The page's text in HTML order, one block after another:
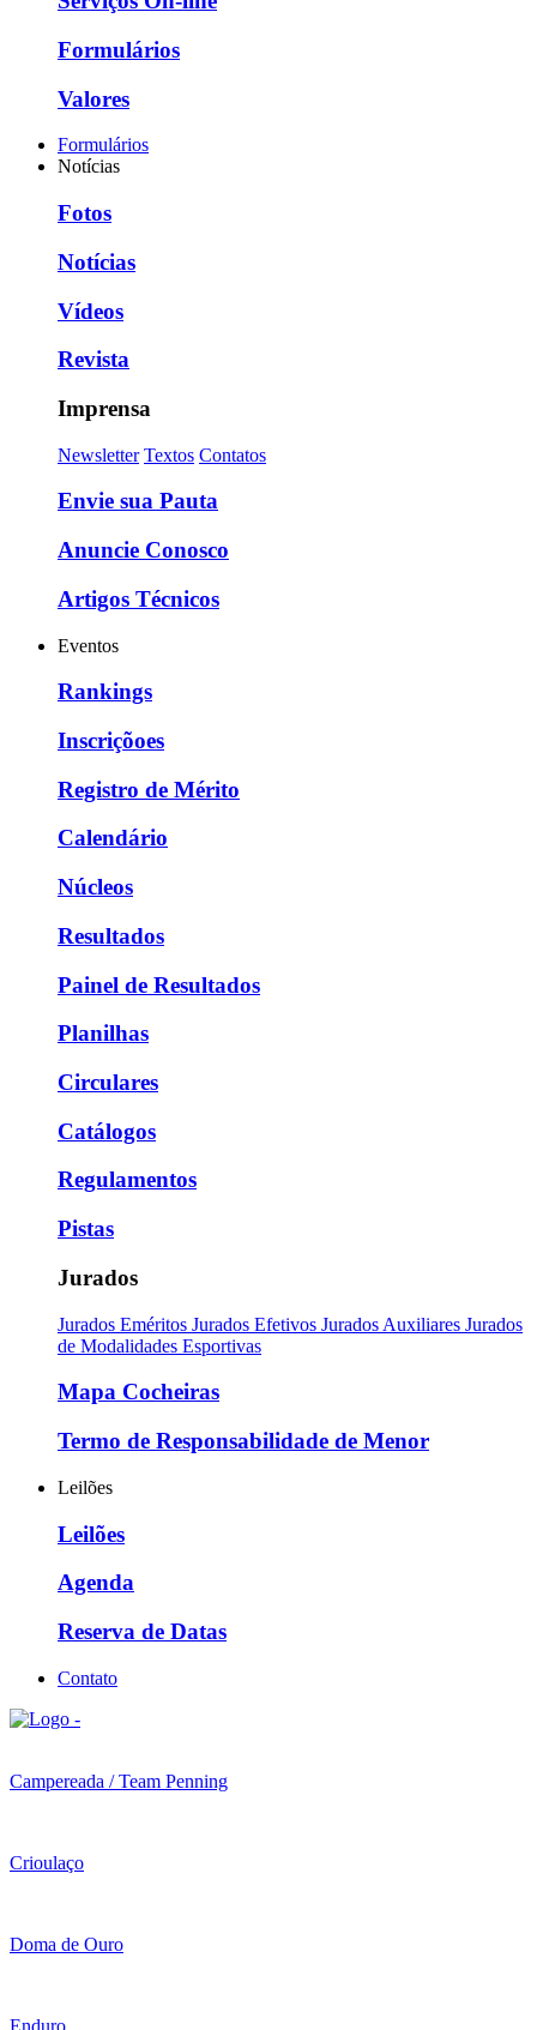
Formulários
Valores
Formulários
Notícias
Fotos
Notícias
Vídeos
Revista
Imprensa
Newsletter Textos Contatos
Envie sua Pauta
Anuncie Conosco
Artigos Técnicos
Eventos
Rankings
Inscriçõoes
Registro de Mérito
Calendário
Núcleos
Resultados
Painel de Resultados
Planilhas
Circulares
Catálogos
Regulamentos
Pistas
Jurados
Jurados Eméritos Jurados Efetivos Jurados Auxiliares Jurados
de Modalidades Esportivas
Mapa Cocheiras
Termo de Responsabilidade de Menor
Leilões
Leilões
Agenda
Reserva de Datas
Contato
Campereada / Team Penning
Crioulaço
Doma de Ouro
Enduro